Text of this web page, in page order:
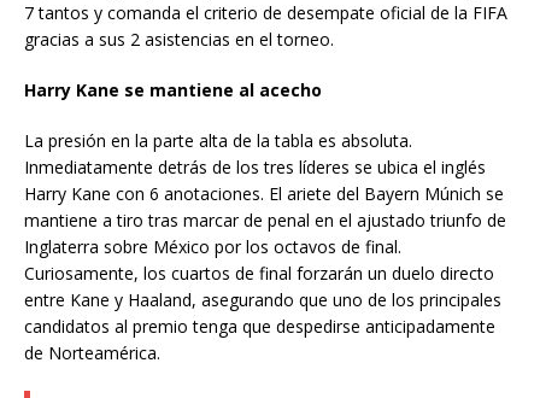
7 tantos y comanda el criterio de desempate oficial de la FIFA
gracias a sus 2 asistencias en el torneo.
Harry Kane se mantiene al acecho
La presión en la parte alta de la tabla es absoluta.
Inmediatamente detrás de los tres líderes se ubica el inglés
Harry Kane con 6 anotaciones. El ariete del Bayern Múnich se
mantiene a tiro tras marcar de penal en el ajustado triunfo de
Inglaterra sobre México por los octavos de final.
Curiosamente, los cuartos de final forzarán un duelo directo
entre Kane y Haaland, asegurando que uno de los principales
candidatos al premio tenga que despedirse anticipadamente
de Norteamérica.